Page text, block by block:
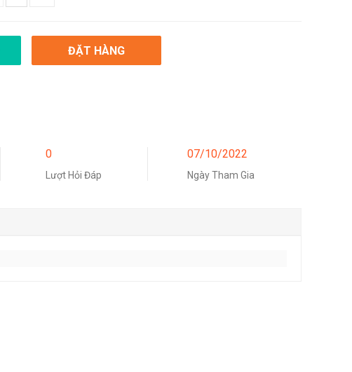
ĐẶT HÀNG
0
Lượt Hỏi Đáp
07/10/2022
Ngày Tham Gia